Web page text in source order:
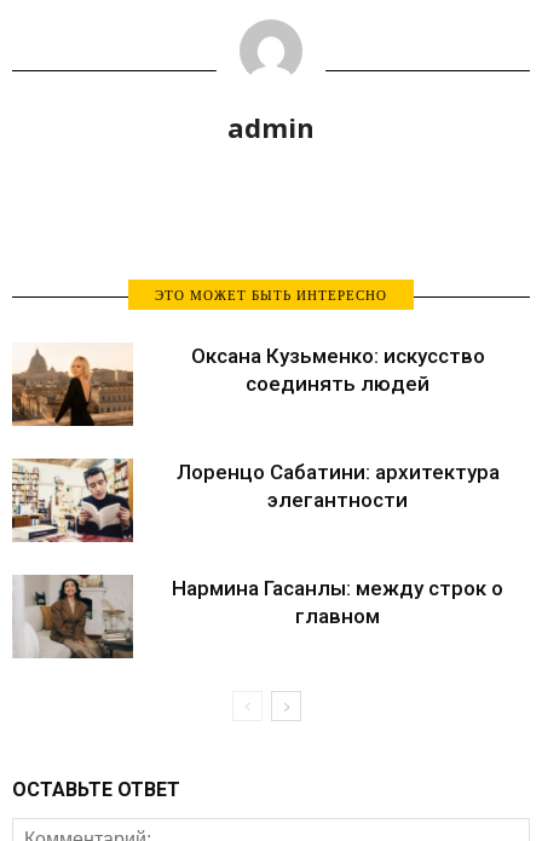
admin
ЭТО МОЖЕТ БЫТЬ ИНТЕРЕСНО
Оксана Кузьменко: искусство
соединять людей
Лоренцо Сабатини: архитектура
элегантности
Нармина Гасанлы: между строк о
главном
ОСТАВЬТЕ ОТВЕТ